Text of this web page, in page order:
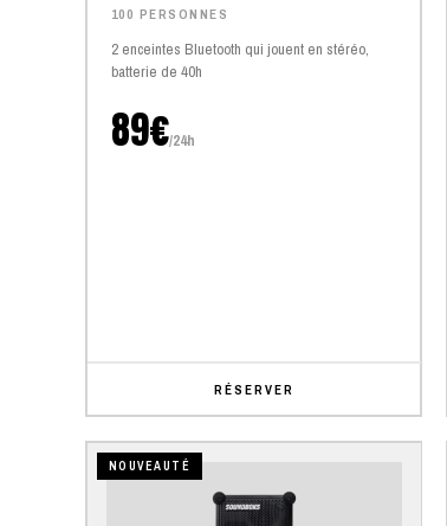
100 PERSONNES
2 enceintes Bluetooth qui jouent en stéréo,
batterie de 40h
89€/24h
RÉSERVER
NOUVEAUTÉ